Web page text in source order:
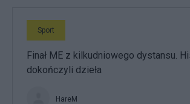
Sport
Finał ME z kilkudniowego dystansu.
dokończyli dzieła
HareM